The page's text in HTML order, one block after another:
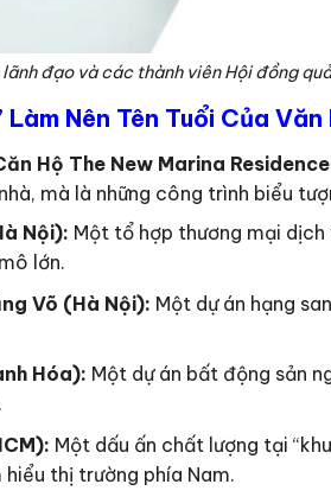
lãnh đạo và các thành viên Hội đồng
Nên Tên Tuổi Của
Hộ The New Marina
mà là những công trình biểu
Nội): Một tổ hợp thương mại
lớn.
Võ (Hà Nội): Một dự án hạng
Hóa): Một dự án bất động sản
Một dấu ấn chất lượng tại
thị trường phía Nam.